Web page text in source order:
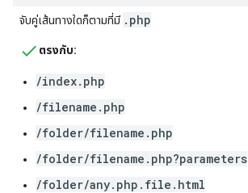
จับคู่เส้นทางใดก็ตามที่มี .php
ตรงกับ:
/index.php
/filename.php
/folder/filename.php
/folder/filename.php?parameters
/folder/any.php.file.html